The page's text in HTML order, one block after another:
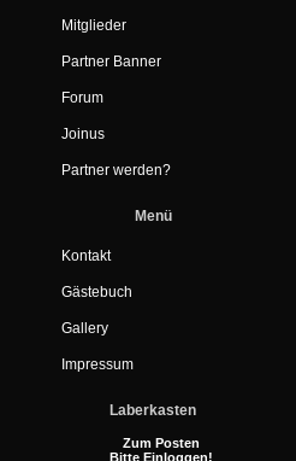
Mitglieder
Partner Banner
Forum
Joinus
Partner werden?
Menü
Kontakt
Gästebuch
Gallery
Impressum
Laberkasten
Zum Posten
Bitte Einloggen!